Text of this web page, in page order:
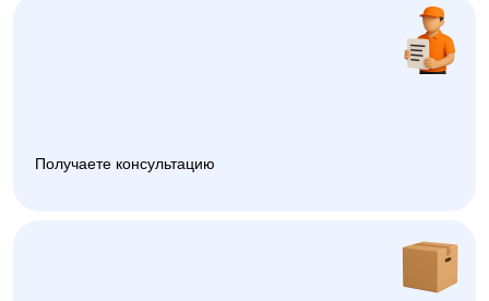
Получаете консультацию